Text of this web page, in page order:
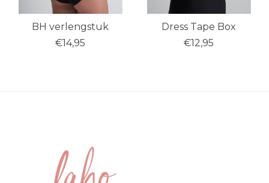
BH verlengstuk
€14,95
Dress Tape Box
€12,95